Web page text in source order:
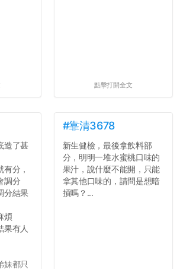
點擊打開全文
造了甚
分，
調分
分結果
煩
果有人
妹都只
#靠清3678
新生健檢，最後拿飲料部
分，明明一堆水蜜桃口味的
果汁，說什麼不能開，只能
拿其他口味的，請問是想暗
摃嗎？...